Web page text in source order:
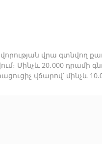
վրա գտնվող
Մինչև 20․000 դրամի
վճարով՝ մինչև